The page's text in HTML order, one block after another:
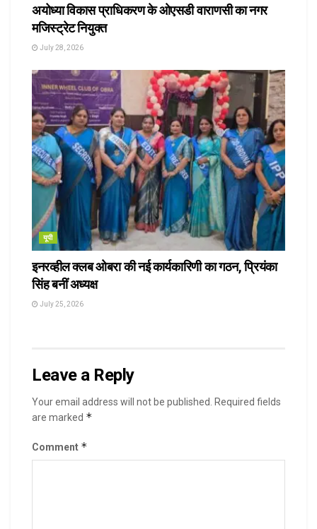
अयोध्या विकास प्राधिकरण के ओएसडी वाराणसी का नगर
मजिस्ट्रेट नियुक्त
July 28, 2026
यूपी
इनरव्हील क्लब ओबरा की नई कार्यकारिणी का गठन, प्रियंका
सिंह बनीं अध्यक्ष
July 25, 2026
Leave a Reply
Your email address will not be published.
Required fields
are marked *
Comment *